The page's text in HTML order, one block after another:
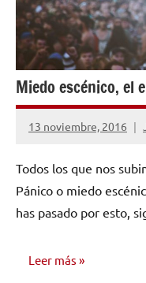
Miedo escénico, el
13 noviembre, 2016
No
comentarios
Todos los que nos
Pánico o miedo
has pasado por esto,
Leer más